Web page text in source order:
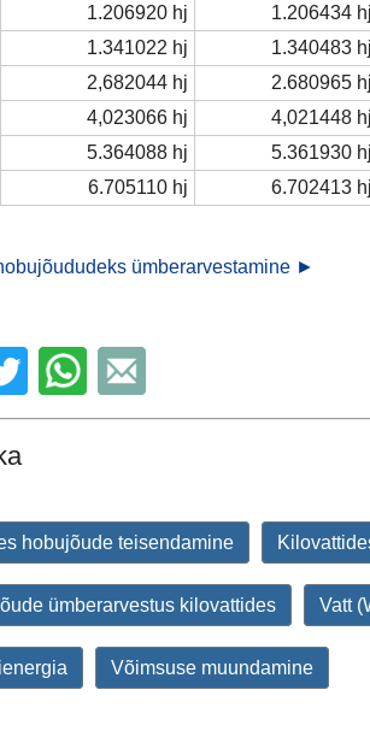
1.206920 hj 1.206434 hj
1.341022 hj 1.340483 hj
2,682044 hj 2.680965 hj
4,023066 hj 4,021448 hj
5.364088 hj 5.361930 hj
6.705110 hj 6.702413 hj
ümberarvestamine ►
hobujõude teisendamine
ümberarvestus kilovattides Vatt
Võimsuse muundamine